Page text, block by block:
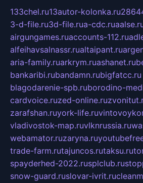
133chel.ru13autor-kolonka.ru
3-d-file.ru3d-file.rua-cdc.ru
airgungames.ruaccounts-112.ru
alfeihavsalnassr.rualtaipant.ru
aria-family.ruarkrym.ruashanet.ru
bankaribi.rubandamn.rubigfatcc.ru
blagodarenie-spb.ruborodino-
cardvoice.ruzed-online.ru
zarafshan.ruyork-life.ru
vladivostok-map.ruvlknrussia.ru
webamator.ruzaryna.ru
trade-farm.rutajuncos.rutaksu.ru
spayderhed-2022.rusplclub.ru
snow-guard.ruslovar-ivrit.ru